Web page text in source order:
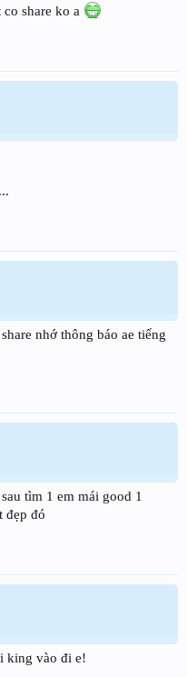
share ko a
nhớ thông báo ae tiếng
tìm 1 em mái good 1
đẹp đó
king vào đi e!